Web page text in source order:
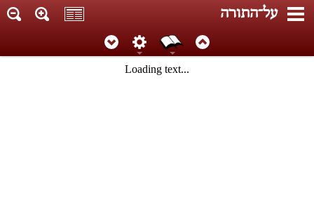
על־התורה
Loading text...